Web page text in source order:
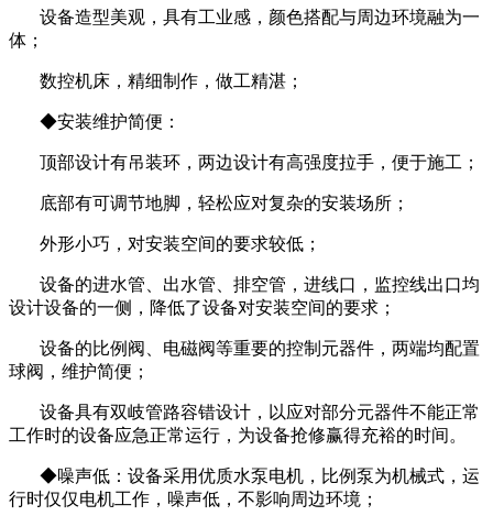
设备造型美观，具有工业感，颜色搭配与周边环境融为一
体；
数控机床，精细制作，做工精湛；
◆安装维护简便：
顶部设计有吊装环，两边设计有高强度拉手，便于施工；
底部有可调节地脚，轻松应对复杂的安装场所；
外形小巧，对安装空间的要求较低；
设备的进水管、出水管、排空管，进线口，监控线出口均
设计设备的一侧，降低了设备对安装空间的要求；
设备的比例阀、电磁阀等重要的控制元器件，两端均配置
球阀，维护简便；
设备具有双岐管路容错设计，以应对部分元器件不能正常
工作时的设备应急正常运行，为设备抢修赢得充裕的时间。
◆噪声低：设备采用优质水泵电机，比例泵为机械式，运
行时仅仅电机工作，噪声低，不影响周边环境；